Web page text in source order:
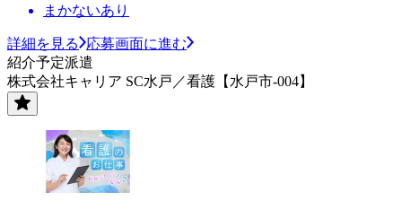
まかないあり
詳細を見る
応募画面に進む
紹介予定派遣
株式会社キャリア SC水戸／看護【水戸市-004】